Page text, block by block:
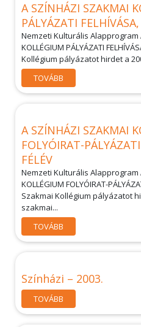
A SZÍNHÁZI SZAKMAI
PÁLYÁZATI
Nemzeti Kulturális Alapprogram
KOLLÉGIUM PÁLYÁZATI
Kollégium pályázatot hirdet a
TOVÁBB
A SZÍNHÁZI SZAKMAI
FOLYÓIRAT-
FÉLÉV
Nemzeti Kulturális Alapprogram
KOLLÉGIUM FOLYÓIRAT-
Szakmai Kollégium pályázatot
szakmai...
TOVÁBB
Színházi – 2003.
TOVÁBB